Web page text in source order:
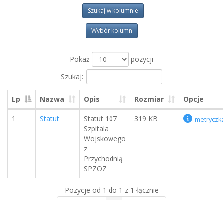
Szukaj w kolumnie
Wybór kolumn
Pokaż
pozycji
Szukaj:
Lp Nazwa Opis Rozmiar Opcje
1 Statut
Statut 107
Szpitala
Wojskowego
z
Przychodnią
SPZOZ
319 KB
Pozycje od 1 do 1 z 1 łącznie